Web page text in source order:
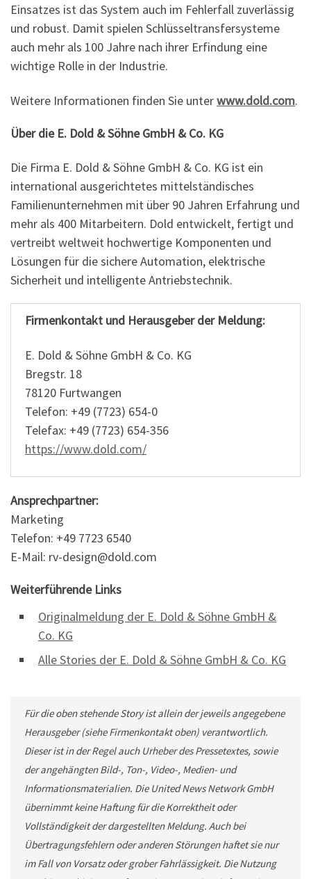
Einsatzes ist das System auch im Fehlerfall zuverlässig
und robust. Damit spielen Schlüsseltransfersysteme
auch mehr als 100 Jahre nach ihrer Erfindung eine
wichtige Rolle in der Industrie.
Weitere Informationen finden Sie unterwww.dold.com.
Über die E. Dold & Söhne GmbH & Co. KG
Die Firma E. Dold & Söhne GmbH & Co. KG ist ein
international ausgerichtetes mittelständisches
Familienunternehmen mit über 90 Jahren Erfahrung und
mehr als 400 Mitarbeitern. Dold entwickelt, fertigt und
vertreibt weltweit hochwertige Komponenten und
Lösungen für die sichere Automation, elektrische
Sicherheit und intelligente Antriebstechnik.
Firmenkontakt und Herausgeber der Meldung:
E. Dold & Söhne GmbH & Co. KG
Bregstr. 18
78120 Furtwangen
Telefon: +49 (7723) 654-0
Telefax: +49 (7723) 654-356
https://www.dold.com/
Ansprechpartner:
Marketing
Telefon: +49 7723 6540
E-Mail: rv-design@dold.com
Weiterführende Links
Originalmeldung der E. Dold & Söhne GmbH &
Co. KG
Alle Stories der E. Dold & Söhne GmbH & Co. KG
Für die oben stehende Story ist allein der jeweils angegebene
Herausgeber (siehe Firmenkontakt oben) verantwortlich.
Dieser ist in der Regel auch Urheber des Pressetextes, sowie
der angehängten Bild-, Ton-, Video-, Medien- und
Informationsmaterialien. Die United News Network GmbH
übernimmt keine Haftung für die Korrektheit oder
Vollständigkeit der dargestellten Meldung. Auch bei
Übertragungsfehlern oder anderen Störungen haftet sie nur
im Fall von Vorsatz oder grober Fahrlässigkeit. Die Nutzung